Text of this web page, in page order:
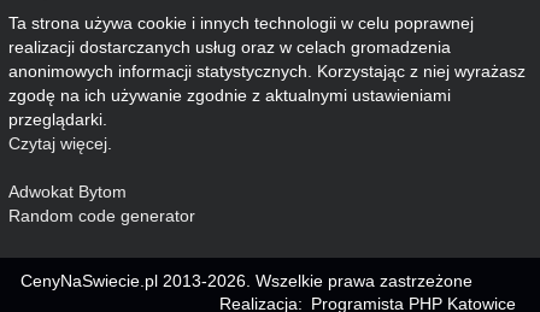
Ta strona używa cookie i innych technologii w celu poprawnej
realizacji dostarczanych usług oraz w celach gromadzenia
anonimowych informacji statystycznych. Korzystając z niej wyrażasz
zgodę na ich używanie zgodnie z aktualnymi ustawieniami
przeglądarki.
Czytaj więcej
Adwokat Bytom
Random code generator
CenyNaSwiecie.pl 2013-2026. Wszelkie prawa zastrzeżone
Realizacja: Programista PHP Katowice